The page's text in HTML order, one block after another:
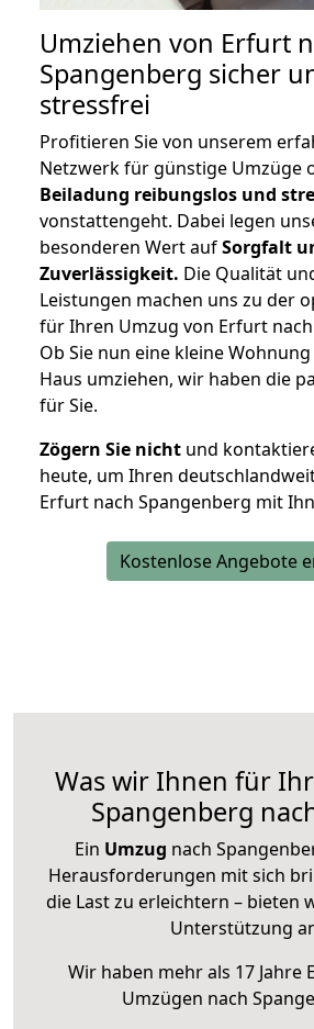
Umziehen von Erfurt
Spangenberg sicher
stressfrei
Profitieren Sie von unserem
Netzwerk für günstige Umzüge
Beiladung reibungslos und
vonstattengeht. Dabei legen
besonderen Wert aufSorgfalt
Zuverlässigkeit. Die Qualität
Leistungen machen uns zu der
für Ihren Umzug von Erfurt
Ob Sie nun eine kleine
Haus umziehen, wir haben die
für Sie.
Zögern Sie nicht und
heute, um Ihren
Erfurt nach Spangenberg mit
Kostenlose Angebote
Was wir Ihnen für
Spangenberg
Ein Umzug nach
Herausforderungen mit sich
die Last zu erleichtern – bieten
Unterstützung
Wir haben mehr als 17 Jahre
Umzügen nach